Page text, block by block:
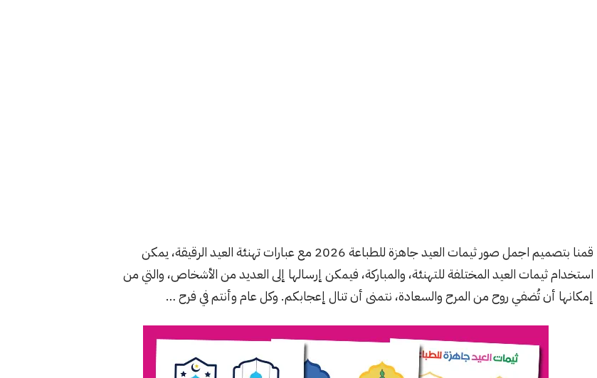
قمنا بتصميم اجمل صور ثيمات العيد جاهزة للطباعة 2026 مع عبارات تهنئة العيد الرقيقة، يمكن
استخدام ثيمات العيد المختلفة للتهنئة، والمباركة، فيمكن إرسالها إلى العديد من الأشخاص، والتي من
إمكانها أن تُضفي روح من المرح والسعادة، نتمنى أن تنال إعجابكم. وكل عام وأنتم في فرح …